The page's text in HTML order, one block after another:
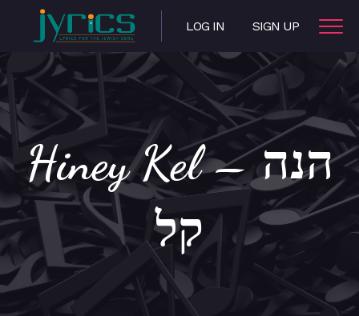
LOG IN SIGN UP
Hiney Kel – הנה
קל